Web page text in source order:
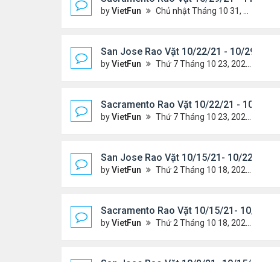
byVietFun Chủ nhật Tháng 10 31, 2021 11:59 am
San Jose Rao Vặt 10/22/21 - 10/29/21
byVietFun Thứ 7 Tháng 10 23, 2021 8:17 am
Sacramento Rao Vặt 10/22/21 - 10/29/21
byVietFun Thứ 7 Tháng 10 23, 2021 8:10 am
San Jose Rao Vặt 10/15/21- 10/22/21
byVietFun Thứ 2 Tháng 10 18, 2021 9:32 pm
Sacramento Rao Vặt 10/15/21- 10/22/21
byVietFun Thứ 2 Tháng 10 18, 2021 9:26 pm